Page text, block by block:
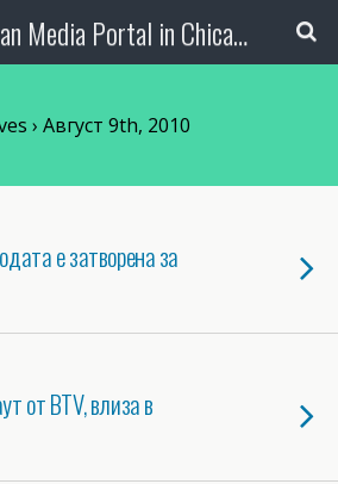
The Bulgarian Media Portal in Chicago
› Август 9th, 2010
е затворена за
от BTV, влиза в